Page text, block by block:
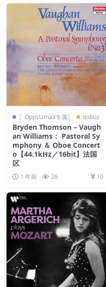
〖OppsUmax专属〗 qobuz
Bryden Thomson – Vaugh
an Williams： Pastoral Sy
mphony ＆ Oboe Concert
o【44.1kHz／16bit】法国
区
1 年前 26 10